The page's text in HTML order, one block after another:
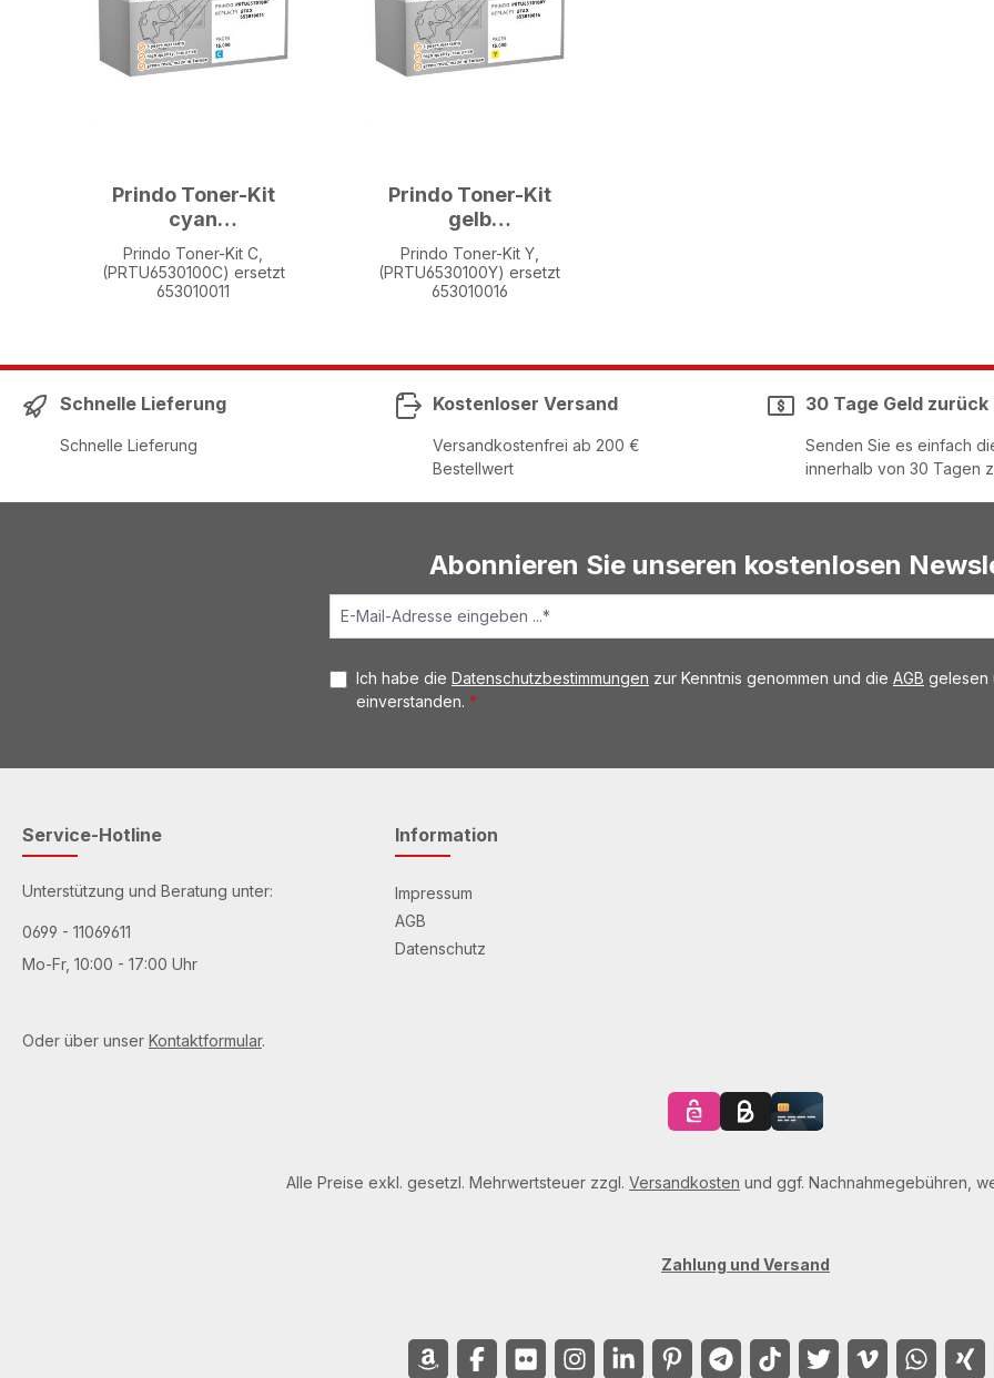
Prindo Toner-Kit
cyan
(PRTU6530100C)
ersetzt 653010011
Prindo Toner-Kit C,
(PRTU6530100C) ersetzt
653010011
Prindo Toner-Kit
gelb
(PRTU6530100Y)
ersetzt 653010016
Prindo Toner-Kit Y,
(PRTU6530100Y) ersetzt
653010016
Schnelle Lieferung
Schnelle Lieferung
Kostenloser Versand
Versandkostenfrei ab 200 €
Bestellwert
30 Tage Geld zurück
Senden Sie es einfach
innerhalb von 30 Tagen
Abonnieren Sie unseren kostenlosen
Ich habe die Datenschutzbestimmungen zur Kenntnis genommen und die AGB gelesen
einverstanden. *
Service-Hotline
Unterstützung und Beratung unter:
0699 - 11069611
Mo-Fr, 10:00 - 17:00 Uhr
Oder über unser Kontaktformular.
Information
Impressum
AGB
Datenschutz
Alle Preise exkl. gesetzl. Mehrwertsteuer zzgl. Versandkosten und ggf. Nachnahmegebühren,
Zahlung und Versand